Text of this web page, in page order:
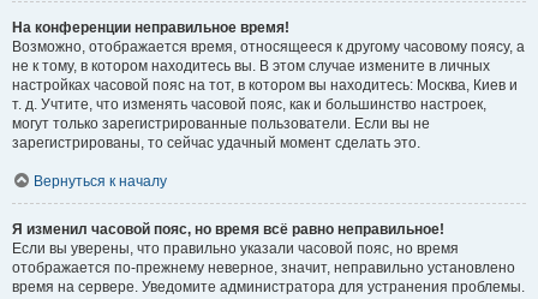
На конференции неправильное время!
Возможно, отображается время, относящееся к другому часовому поясу, а
не к тому, в котором находитесь вы. В этом случае измените в личных
настройках часовой пояс на тот, в котором вы находитесь: Москва, Киев и
т. д. Учтите, что изменять часовой пояс, как и большинство настроек,
могут только зарегистрированные пользователи. Если вы не
зарегистрированы, то сейчас удачный момент сделать это.
Вернуться к началу
Я изменил часовой пояс, но время всё равно неправильное!
Если вы уверены, что правильно указали часовой пояс, но время
отображается по-прежнему неверное, значит, неправильно установлено
время на сервере. Уведомите администратора для устранения проблемы.